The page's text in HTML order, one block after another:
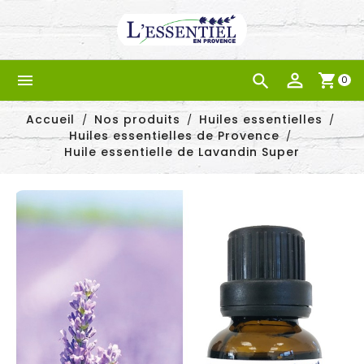
 shopping_cart 0

Accueil Nos produits
Huiles essentielles
Huiles essentielles de Provence
Huile essentielle de Lavandin Super